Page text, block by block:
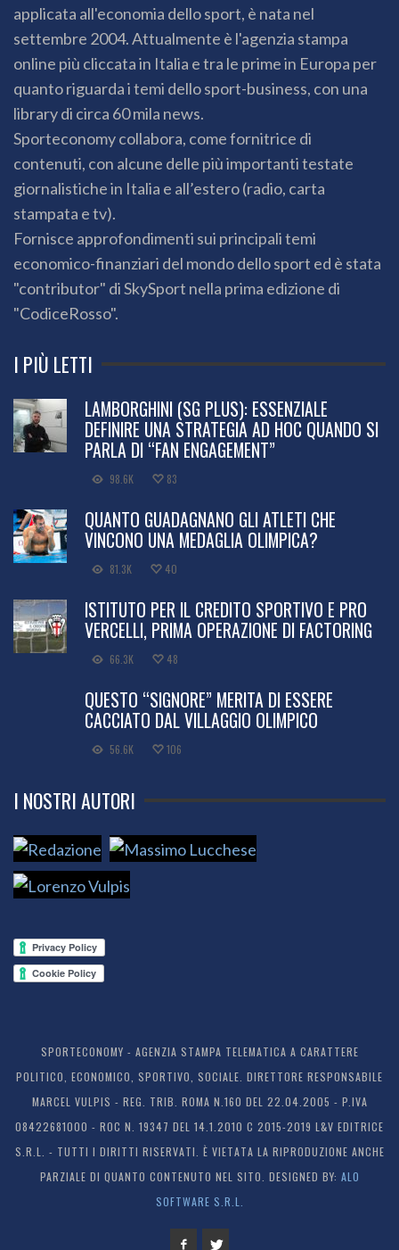
applicata all'economia dello sport, è nata nel
settembre 2004. Attualmente è l'agenzia stampa
online più cliccata in Italia e tra le prime in Europa per
quanto riguarda i temi dello sport-business, con una
library di circa 60 mila news.
Sporteconomy collabora, come fornitrice di
contenuti, con alcune delle più importanti testate
giornalistiche in Italia e all’estero (radio, carta
stampata e tv).
Fornisce approfondimenti sui principali temi
economico-finanziari del mondo dello sport ed è stata
"contributor" di SkySport nella prima edizione di
"CodiceRosso".
I PIÙ LETTI
LAMBORGHINI (SG PLUS): ESSENZIALE
DEFINIRE UNA STRATEGIA AD HOC QUANDO SI
PARLA DI “FAN ENGAGEMENT”
98.6K 83
QUANTO GUADAGNANO GLI ATLETI CHE
VINCONO UNA MEDAGLIA OLIMPICA?
81.3K 40
ISTITUTO PER IL CREDITO SPORTIVO E PRO
VERCELLI, PRIMA OPERAZIONE DI FACTORING
66.3K 48
QUESTO “SIGNORE” MERITA DI ESSERE
CACCIATO DAL VILLAGGIO OLIMPICO
56.6K 106
I NOSTRI AUTORI
SPORTECONOMY - AGENZIA STAMPA TELEMATICA A CARATTERE
POLITICO, ECONOMICO, SPORTIVO, SOCIALE. DIRETTORE RESPONSABILE
MARCEL VULPIS - REG. TRIB. ROMA N.160 DEL 22.04.2005 - P.IVA
08422681000 - ROC N. 19347 DEL 14.1.2010 C 2015-2019 L&V EDITRICE
S.R.L. - TUTTI I DIRITTI RISERVATI. È VIETATA LA RIPRODUZIONE ANCHE
PARZIALE DI QUANTO CONTENUTO NEL SITO. DESIGNED BY: ALO
SOFTWARE S.R.L.